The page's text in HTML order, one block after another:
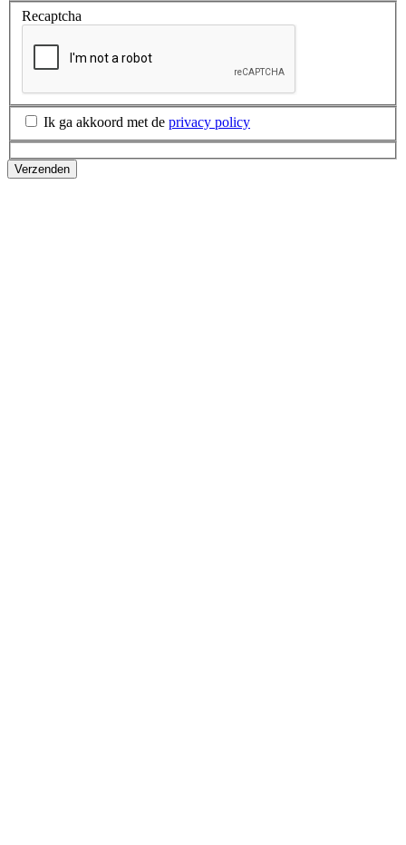
Recaptcha
Ik ga akkoord met de privacy policy